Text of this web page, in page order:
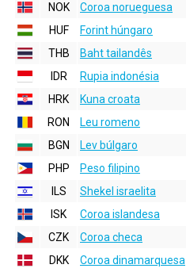
NOK
Coroa norueguesa
HUF
Forint húngaro
THB
Baht tailandês
IDR
Rupia indonésia
HRK
Kuna croata
RON
Leu romeno
BGN
Lev búlgaro
PHP
Peso filipino
ILS
Shekel israelita
ISK
Coroa islandesa
CZK
Coroa checa
DKK
Coroa dinamarquesa